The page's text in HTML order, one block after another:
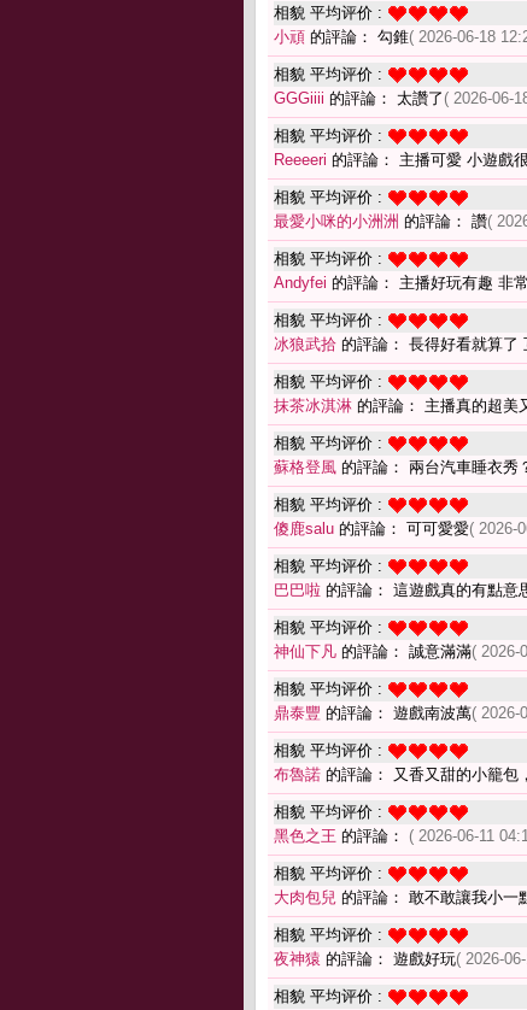
相貌 平均评价 :
小頑 的評論： 勾錐( 2026-06-18
相貌 平均评价 :
GGGiiii 的評論： 太讚了 ( 2026-06-
相貌 平均评价 :
Reeeeri 的評論： 主播可愛 小遊戲
相貌 平均评价 :
最愛小咪的小洲洲 的評論： 讚(
相貌 平均评价 :
Andyfei 的評論： 主播好玩有趣 非
相貌 平均评价 :
冰狼武拾 的評論： 長得好看就算了
相貌 平均评价 :
抹茶冰淇淋 的評論： 主播真的超美
相貌 平均评价 :
蘇格登風 的評論： 兩台汽車睡衣秀
相貌 平均评价 :
傻鹿salu 的評論： 可可愛愛( 2026-
相貌 平均评价 :
巴巴啦 的評論： 這遊戲真的有點意
相貌 平均评价 :
神仙下凡 的評論： 誠意滿滿( 2026-
相貌 平均评价 :
鼎泰豐 的評論： 遊戲南波萬( 2026-
相貌 平均评价 :
布魯諾 的評論： 又香又甜的小籠包
相貌 平均评价 :
黑色之王 的評論： ( 2026-06-11
相貌 平均评价 :
大肉包兒 的評論： 敢不敢讓我小一
相貌 平均评价 :
夜神猿 的評論： 遊戲好玩( 2026-
相貌 平均评价 :